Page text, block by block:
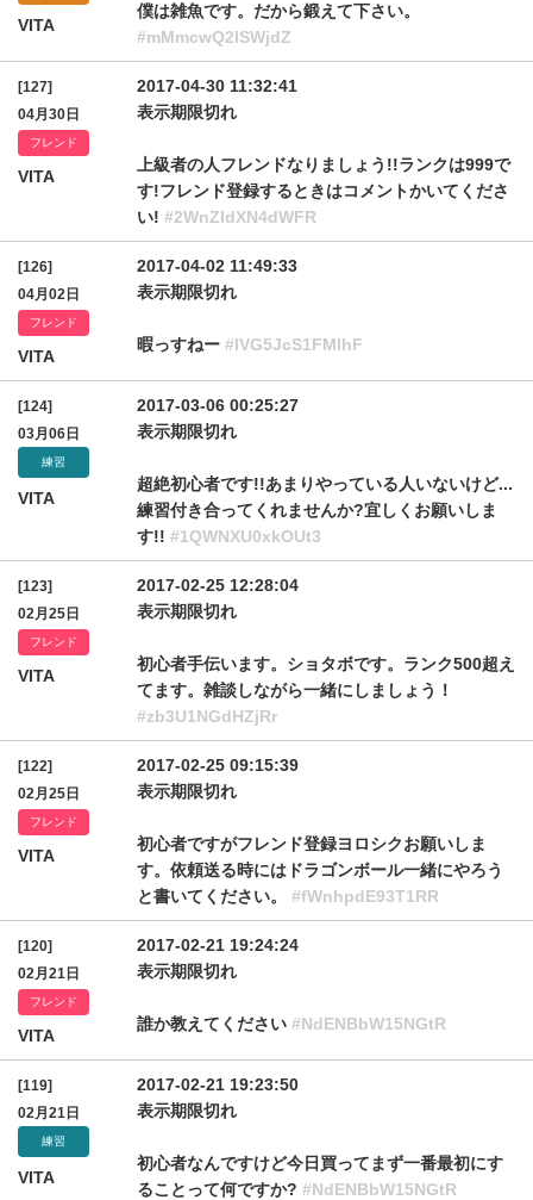
VITA
僕は雑魚です。だから鍛えて下さい。
#mMmcwQ2lSWjdZ
[127]
04月30日
フレンド
VITA
2017-04-30 11:32:41
表示期限切れ
上級者の人フレンドなりましょう!!ランクは999で
す!フレンド登録するときはコメントかいてくださ
い! #2WnZIdXN4dWFR
[126]
04月02日
フレンド
VITA
2017-04-02 11:49:33
表示期限切れ
暇っすねー #lVG5JcS1FMlhF
[124]
03月06日
練習
VITA
2017-03-06 00:25:27
表示期限切れ
超絶初心者です!!あまりやっている人いないけど...
練習付き合ってくれませんか?宜しくお願いしま
す!! #1QWNXU0xkOUt3
[123]
02月25日
フレンド
VITA
2017-02-25 12:28:04
表示期限切れ
初心者手伝います。ショタボです。ランク500超え
てます。雑談しながら一緒にしましょう！
#zb3U1NGdHZjRr
[122]
02月25日
フレンド
VITA
2017-02-25 09:15:39
表示期限切れ
初心者ですがフレンド登録ヨロシクお願いしま
す。依頼送る時にはドラゴンボール一緒にやろう
と書いてください。 #fWnhpdE93T1RR
[120]
02月21日
フレンド
VITA
2017-02-21 19:24:24
表示期限切れ
誰か教えてください #NdENBbW15NGtR
[119]
02月21日
練習
VITA
2017-02-21 19:23:50
表示期限切れ
初心者なんですけど今日買ってまず一番最初にす
ることって何ですか? #NdENBbW15NGtR